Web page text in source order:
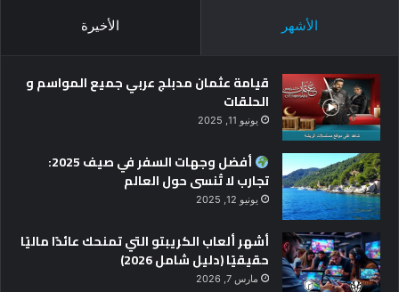
الأشهر الأخيرة
قيامة عثمان مدبلج عربي جميع المواسم و
الحلقات
يونيو 11, 2025
أفضل وجهات السفر في صيف 2025:
تجارب لا تُنسى حول العالم
يونيو 12, 2025
أشهر ألعاب الكريبتو التي تمنحك عائدًا ماليًا
حقيقيًا (دليل شامل 2026)
مارس 7, 2026